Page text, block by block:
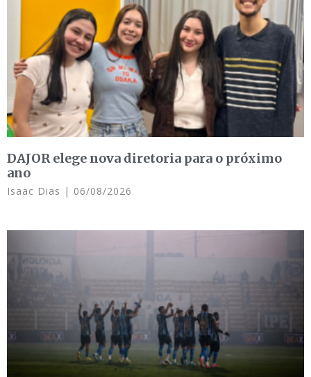
DAJOR elege nova diretoria para o próximo
ano
Isaac Dias 06/08/2026